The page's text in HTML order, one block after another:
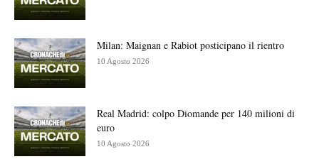
Milan: Maignan e Rabiot posticipano il rientro
10 Agosto 2026
Real Madrid: colpo Diomande per 140 milioni di
euro
10 Agosto 2026